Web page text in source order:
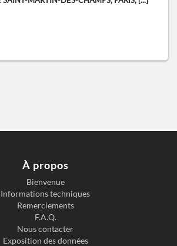
À propos
Bienvenue
Informations techniques
Remerciements
F.A.Q.
Nous contacter
Exposition des données